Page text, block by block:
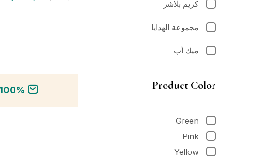
كريم بلاشر
مجموعة الهدايا
ميك أب
Product Color
Green
Pink
Yellow
100% التسليم الآمن